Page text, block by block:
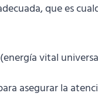
que es
vital
asegurar la